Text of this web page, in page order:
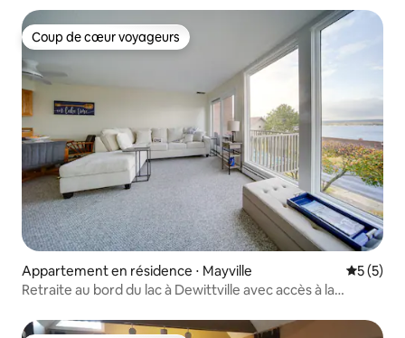
Coup de cœur voyageurs
Coup de cœur voyageurs
Appartement en résidence ⋅ Mayville
5 (5)
Retraite au bord du lac à Dewittville avec accès à la